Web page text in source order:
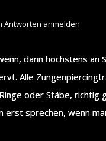
Antworten anmelden
dann höchstens
Alle
oder Stäbe,
erst sprechen, wenn